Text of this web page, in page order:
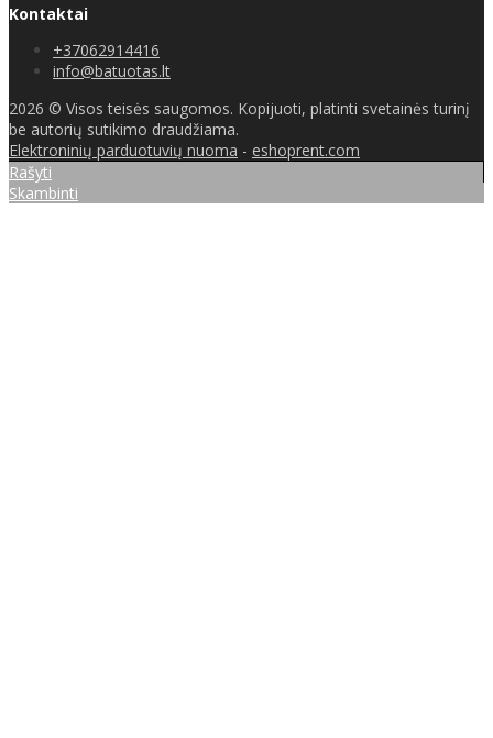
Kontaktai
+37062914416
info@batuotas.lt
2026 © Visos teisės saugomos. Kopijuoti, platinti svetainės turinį
be autorių sutikimo draudžiama.
Elektroninių parduotuvių nuoma - eshoprent.com
Rašyti
Skambinti